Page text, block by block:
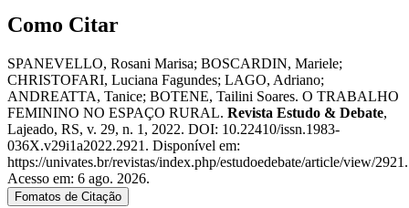
Como Citar
SPANEVELLO, Rosani Marisa; BOSCARDIN, Mariele;
CHRISTOFARI, Luciana Fagundes; LAGO, Adriano;
ANDREATTA, Tanice; BOTENE, Tailini Soares. O TRABALHO
FEMININO NO ESPAÇO RURAL. Revista Estudo & Debate,
Lajeado, RS, v. 29, n. 1, 2022. DOI: 10.22410/issn.1983-
036X.v29i1a2022.2921. Disponível em:
https://univates.br/revistas/index.php/estudoedebate/article/view/2921.
Acesso em: 6 ago. 2026.
Fomatos de Citação